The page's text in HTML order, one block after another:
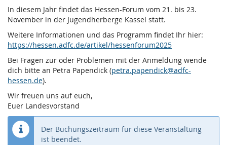
In diesem Jahr findet das Hessen-Forum vom 21. bis 23.
November in der Jugendherberge Kassel statt.
Weitere Informationen und das Programm findet Ihr hier:
https://hessen.adfc.de/artikel/hessenforum2025
Bei Fragen zur oder Problemen mit der Anmeldung wende
dich bitte an Petra Papendick (petra.papendick@adfc-
hessen.de).
Wir freuen uns auf euch,
Euer Landesvorstand
Der Buchungszeitraum für diese Veranstaltung
ist beendet.